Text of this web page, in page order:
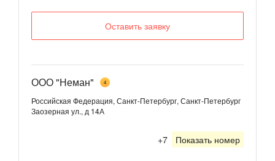
Оставить заявку
ООО "Неман" 4
Российская Федерация, Санкт-Петербург, Санкт-Петербург
Заозерная ул., д 14А
+7 Показать номер